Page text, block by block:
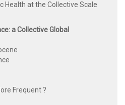
Health at the Collective Scale
a Collective Global
Frequent ?